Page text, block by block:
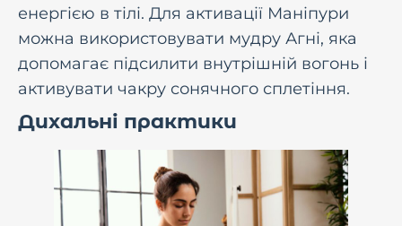
енергією в тілі. Для активації Маніпури
можна використовувати мудру Агні, яка
допомагає підсилити внутрішній вогонь і
активувати чакру сонячного сплетіння.
Дихальні практики